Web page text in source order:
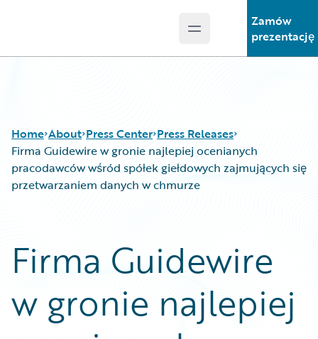
Open main menu
Zamów
prezentację
Home About Press Center Press Releases
Firma Guidewire w gronie najlepiej ocenianych
pracodawców wśród spółek giełdowych zajmujących się
przetwarzaniem danych w chmurze
Firma Guidewire
w gronie najlepiej